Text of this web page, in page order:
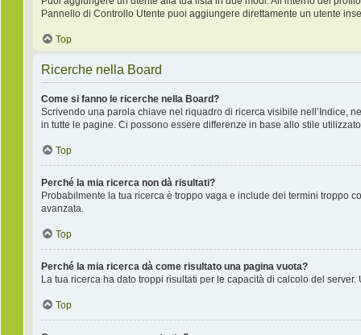
Pannello di Controllo Utente puoi aggiungere direttamente un utente
Top
Ricerche nella Board
Come si fanno le ricerche nella Board?
Scrivendo una parola chiave nel riquadro di ricerca visibile nell’Indice,
in tutte le pagine. Ci possono essere differenze in base allo stile
Top
Perché la mia ricerca non dà risultati?
Probabilmente la tua ricerca è troppo vaga e include dei termini troppo
avanzata.
Top
Perché la mia ricerca dà come risultato una pagina vuota?
La tua ricerca ha dato troppi risultati per le capacità di calcolo del
Top